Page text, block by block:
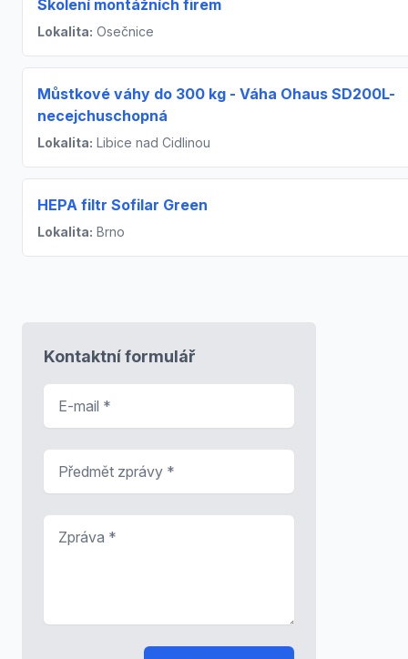
Školení montážních firem
Lokalita: Osečnice
Můstkové váhy do 300 kg - Váha Ohaus SD200L-
necejchuschopná
Lokalita: Libice nad Cidlinou
HEPA filtr Sofilar Green
Lokalita: Brno
Kontaktní formulář